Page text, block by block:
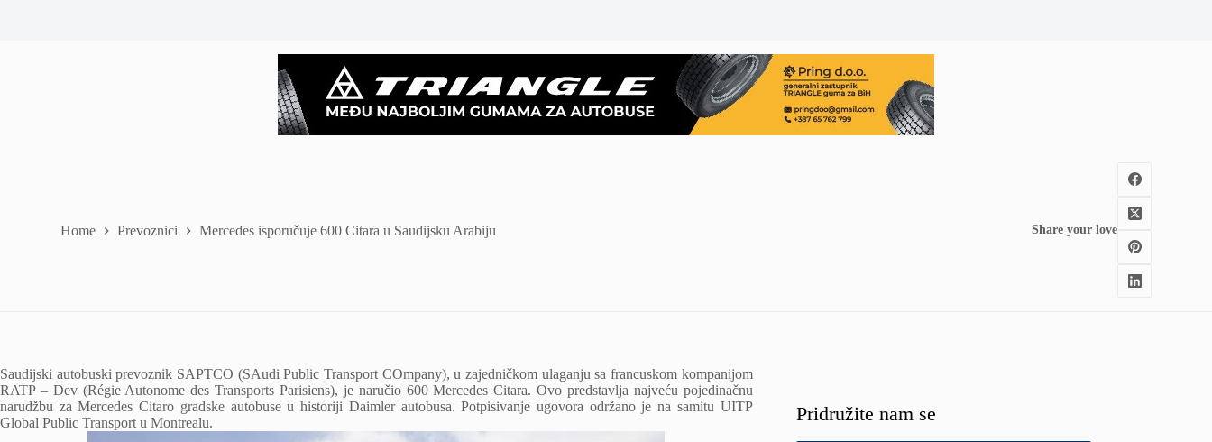
Home Prevoznici Mercedes isporučuje 600 Citara u Saudijsku Arabiju Share your love
Saudijski autobuski prevoznik SAPTCO (SAudi Public Transport COmpany), u zajedničkom ulaganju sa francuskom kompanijom
RATP – Dev (Régie Autonome des Transports Parisiens), je naručio 600 Mercedes Citara. Ovo predstavlja najveću pojedinačnu
narudžbu za Mercedes Citaro gradske autobuse u historiji Daimler autobusa. Potpisivanje ugovora održano je na samitu UITP
Global Public Transport u Montrealu.
Pridružite nam se